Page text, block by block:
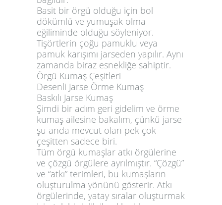
Basit bir örgü olduğu için bol
dökümlü ve yumuşak olma
eğiliminde olduğu söyleniyor.
Tişörtlerin çoğu pamuklu veya
pamuk karışımı jarseden yapılır. Aynı
zamanda biraz esnekliğe sahiptir.
Örgü Kumaş Çeşitleri
Desenli Jarse Örme Kumaş
Baskılı Jarse Kumaş
Şimdi bir adım geri gidelim ve örme
kumaş ailesine bakalım, çünkü jarse
şu anda mevcut olan pek çok
çeşitten sadece biri.
Tüm örgü kumaşlar atkı örgülerine
ve çözgü örgülere ayrılmıştır. “Çözgü”
ve “atkı” terimleri, bu kumaşların
oluşturulma yönünü gösterir. Atkı
örgülerinde, yatay sıralar oluşturmak